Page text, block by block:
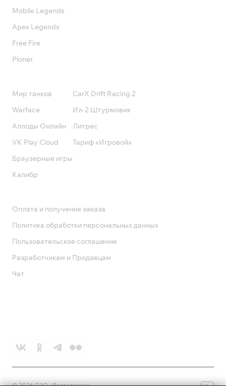
Mobile Legends
Apex Legends
Free Fire
Pioner
Мир танков
Warface
Аллоды Онлайн
VK Play Cloud
Браузерные игры
Калибр
CarX Drift Racing 2
Ил-2 Штурмовик
Литрес
Тариф «Игровой»
Оплата и получение заказа
Политика обработки персональных данных
Пользовательское соглашение
Разработчикам и Продавцам
Чат